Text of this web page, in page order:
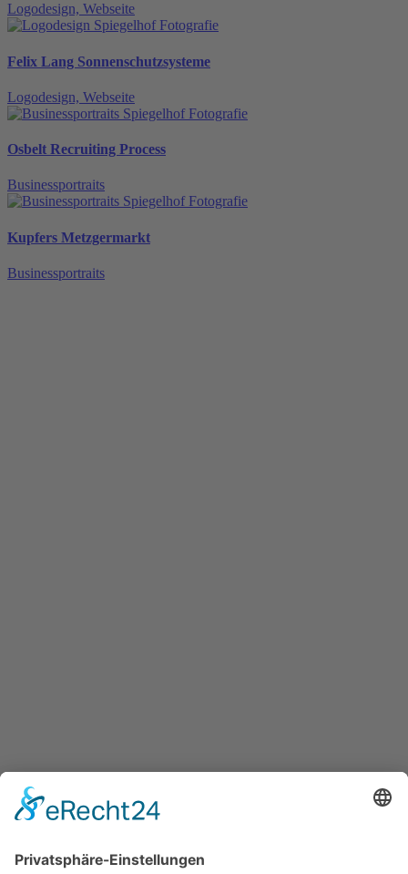
Logodesign, Webseite
Felix Lang Sonnenschutz­systeme
Logodesign, Webseite
Osbelt Recruiting Process
Businessportraits
Kupfers Metzgermarkt
Businessportraits